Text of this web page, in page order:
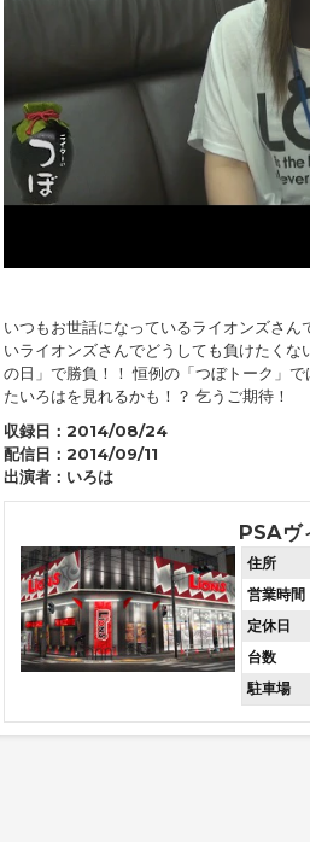
いつもお世話になっているライオンズさ
いライオンズさんでどうしても負けたく
の日」で勝負！！ 恒例の「つぼトーク」
たいろはを見れるかも！？ 乞うご期待！
収録日： 2014/08/24
配信日： 2014/09/11
出演者： いろは
PSAヴ
住所
営業時間
定休日
台数
駐車場